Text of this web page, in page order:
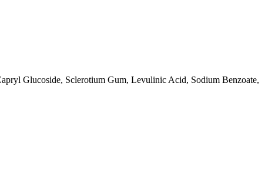
Glucoside, Sclerotium Gum, Levulinic Acid, Sodium Benzoate,